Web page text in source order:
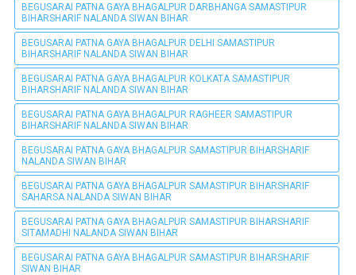
BEGUSARAI PATNA GAYA BHAGALPUR DARBHANGA SAMASTIPUR
BIHARSHARIF NALANDA SIWAN BIHAR
BEGUSARAI PATNA GAYA BHAGALPUR DELHI SAMASTIPUR
BIHARSHARIF NALANDA SIWAN BIHAR
BEGUSARAI PATNA GAYA BHAGALPUR KOLKATA SAMASTIPUR
BIHARSHARIF NALANDA SIWAN BIHAR
BEGUSARAI PATNA GAYA BHAGALPUR RAGHEER SAMASTIPUR
BIHARSHARIF NALANDA SIWAN BIHAR
BEGUSARAI PATNA GAYA BHAGALPUR SAMASTIPUR BIHARSHARIF
NALANDA SIWAN BIHAR
BEGUSARAI PATNA GAYA BHAGALPUR SAMASTIPUR BIHARSHARIF
SAHARSA NALANDA SIWAN BIHAR
BEGUSARAI PATNA GAYA BHAGALPUR SAMASTIPUR BIHARSHARIF
SITAMADHI NALANDA SIWAN BIHAR
BEGUSARAI PATNA GAYA BHAGALPUR SAMASTIPUR BIHARSHARIF
SIWAN BIHAR